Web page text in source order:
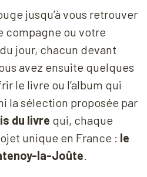
jusqu’à vous retrouver
compagne ou votre
jour, chacun devant
avez ensuite quelques
le livre ou l’album qui
la sélection proposée par
du livre qui, chaque
unique en France : le
la-Joûte.